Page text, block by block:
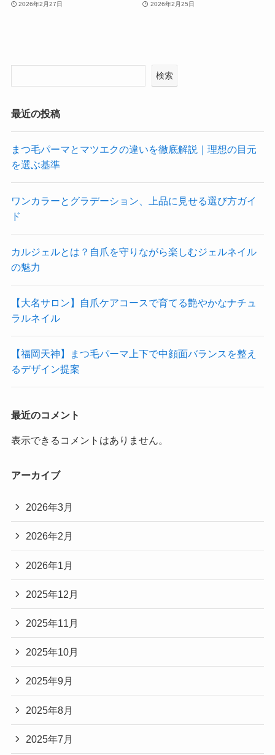
2026年2月27日 2026年2月25日
検索
最近の投稿
まつ毛パーマとマツエクの違いを徹底解説｜理想の目元
を選ぶ基準
ワンカラーとグラデーション、上品に見せる選び方ガイ
ド
カルジェルとは？自爪を守りながら楽しむジェルネイル
の魅力
【大名サロン】自爪ケアコースで育てる艶やかなナチュ
ラルネイル
【福岡天神】まつ毛パーマ上下で中顔面バランスを整え
るデザイン提案
最近のコメント
表示できるコメントはありません。
アーカイブ
2026年3月
2026年2月
2026年1月
2025年12月
2025年11月
2025年10月
2025年9月
2025年8月
2025年7月